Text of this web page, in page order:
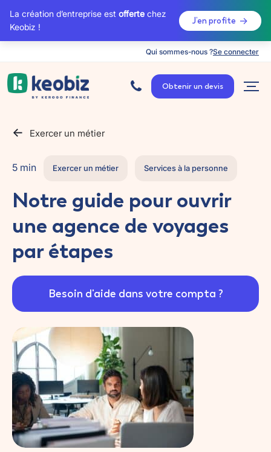
La création d’entreprise est offerte chez
Keobiz !
J’en profite
Qui sommes-nous ?Se connecter
c
c
u
l
Obtenir un devis
Exercer un métier
5 min Exercer un métier Services à la personne
Notre guide pour ouvrir
une agence de voyages
par étapes
Besoin d'aide dans votre compta ?